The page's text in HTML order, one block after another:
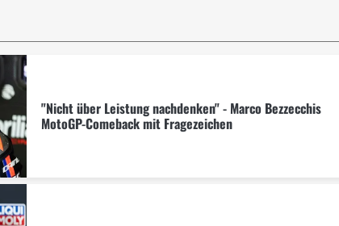
"Nicht über Leistung nachdenken" - Marco Bezzecchis
MotoGP-Comeback mit Fragezeichen